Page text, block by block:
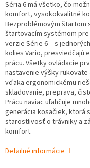
Séria 6 má všetko, čo
komfort, vysokokvalitné
Bezproblémovým štartom
štartovacím systémom
verzie Série 6 – s
kolies Vario, presviedčajú
prácu. Všetky ovládacie
nastavenie výšky
vďaka ergonomickému
skladovanie, preprava,
Prácu naviac uľahčuje
generácia kosačiek, ktorá
starostlivosť o trávniky a
komfort.
Detailné informácie